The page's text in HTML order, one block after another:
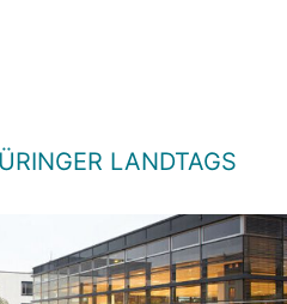
LANDTAGS